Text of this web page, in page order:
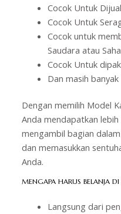
Cocok Untuk
Cocok Untuk
Cocok untuk
Saudara atau
Cocok Untuk
Dan masih banyak
Dengan memilih Model
Anda mendapatkan
mengambil bagian
dan memasukkan
Anda.
MENGAPA HARUS BELANJA DI
Langsung dari